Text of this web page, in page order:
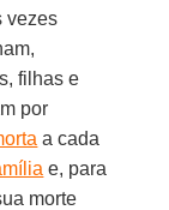
vezes
filhas e
por
a cada
e, para
morte